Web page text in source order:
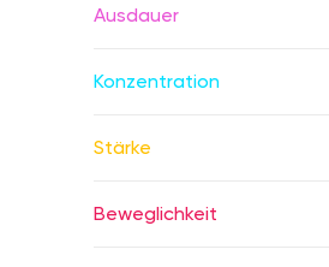
Ausdauer
Konzentration
Stärke
Beweglichkeit